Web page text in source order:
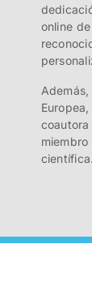
online
científica.